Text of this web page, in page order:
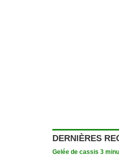
DERNIÈRES
Gelée de cassis 3